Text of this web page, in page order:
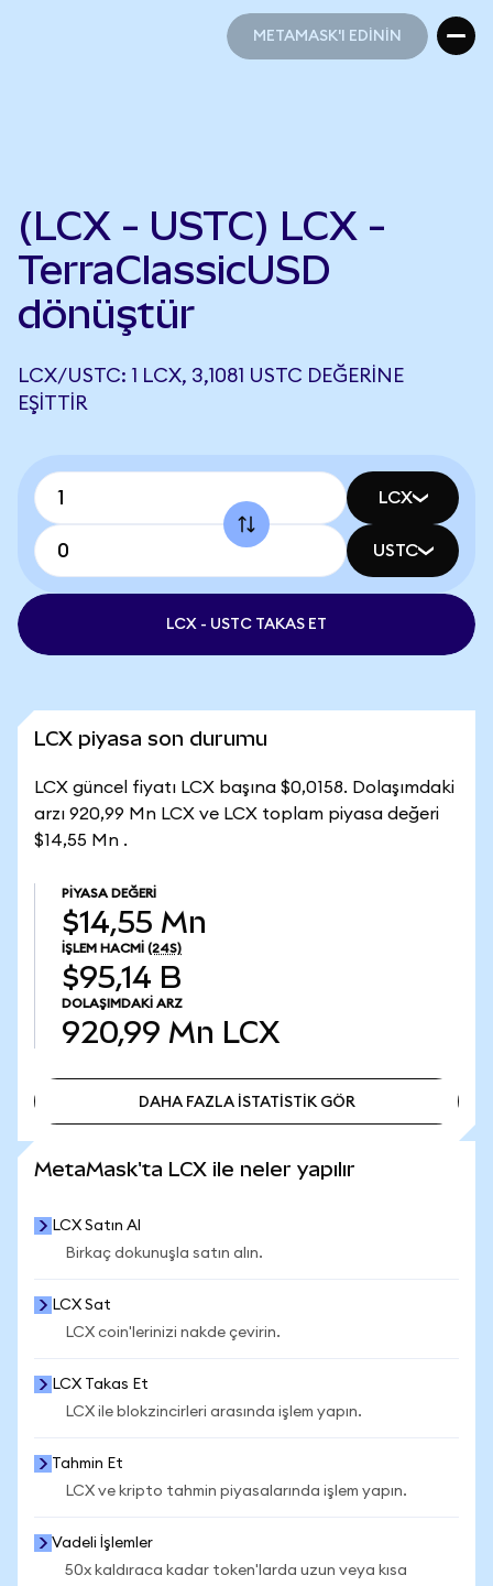
METAMASK'I EDİNİN
(LCX - USTC) LCX -
TerraClassicUSD
dönüştür
LCX/USTC: 1 LCX, 3,1081 USTC DEĞERINE
EŞITTIR
LCX
USTC
LCX - USTC TAKAS ET
LCX piyasa son durumu
LCX güncel fiyatı LCX başına $0,0158. Dolaşımdaki
arzı 920,99 Mn LCX ve LCX toplam piyasa değeri
$14,55 Mn .
PIYASA DEĞERI
$14,55 Mn
İŞLEM HACMI (24S)
$95,14 B
DOLAŞIMDAKI ARZ
920,99 Mn LCX
DAHA FAZLA İSTATİSTİK GÖR
MetaMask'ta LCX ile neler yapılır
LCX Satın Al
Birkaç dokunuşla satın alın.
LCX Sat
LCX coin'lerinizi nakde çevirin.
LCX Takas Et
LCX ile blokzincirleri arasında işlem yapın.
Tahmin Et
LCX ve kripto tahmin piyasalarında işlem yapın.
Vadeli İşlemler
50x kaldıraca kadar token'larda uzun veya kısa